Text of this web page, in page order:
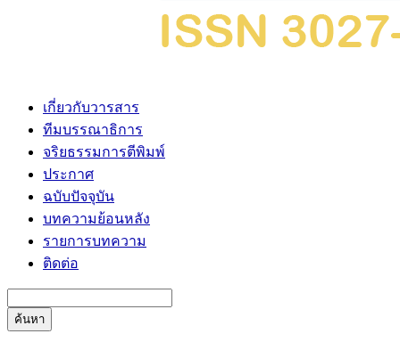
เกี่ยวกับวารสาร
ทีมบรรณาธิการ
จริยธรรมการตีพิมพ์
ประกาศ
ฉบับปัจจุบัน
บทความย้อนหลัง
รายการบทความ
ติดต่อ
ค้นหา